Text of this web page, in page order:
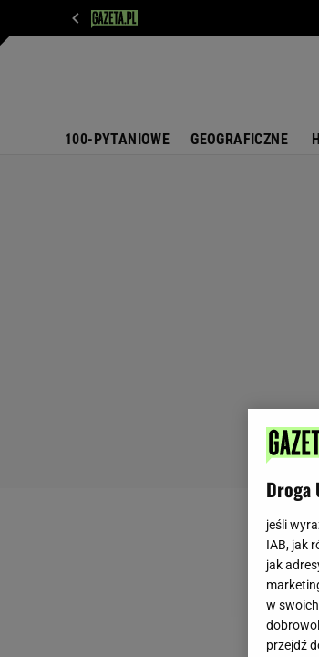
100-PYTANIOWE GEOGRAFICZNE
Droga
jeśli
IAB, jak
jak
w
przejdź